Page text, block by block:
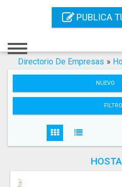
PUBLICA
Registro
Servicios SEO
Directorio De Empresas »
NUEVO